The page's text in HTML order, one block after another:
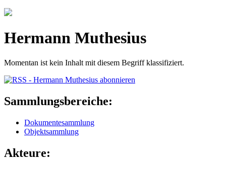
Jump to navigation
Hermann Muthesius
Momentan ist kein Inhalt mit diesem Begriff klassifiziert.
Sammlungsbereiche:
Dokumentesammlung
Objektsammlung
Akteure: